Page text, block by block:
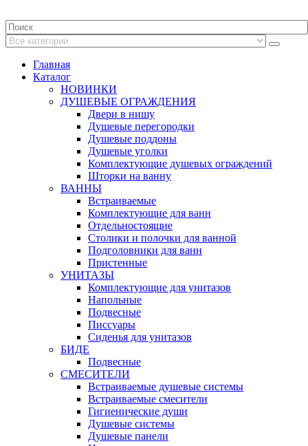
Главная
Каталог
НОВИНКИ
ДУШЕВЫЕ ОГРАЖДЕНИЯ
Двери в нишу
Душевые перегородки
Душевые поддоны
Душевые уголки
Комплектующие душевых ограждений
Шторки на ванну
ВАННЫ
Встраиваемые
Комплектующие для ванн
Отдельностоящие
Столики и полочки для ванной
Подголовники для ванн
Пристенные
УНИТАЗЫ
Комплектующие для унитазов
Напольные
Подвесные
Писсуары
Сиденья для унитазов
БИДЕ
Подвесные
СМЕСИТЕЛИ
Встраиваемые душевые системы
Встраиваемые смесители
Гигиенические души
Душевые системы
Душевые панели